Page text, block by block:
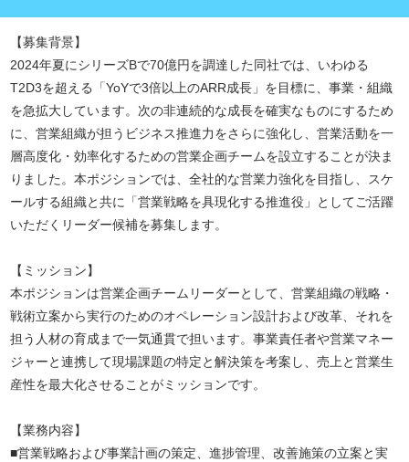
【募集背景】
2024年夏にシリーズBで70億円を調達した同社では、いわゆる
T2D3を超える「YoYで3倍以上のARR成長」を目標に、事業・組織
を急拡大しています。次の非連続的な成長を確実なものにするため
に、営業組織が担うビジネス推進力をさらに強化し、営業活動を一
層高度化・効率化するための営業企画チームを設立することが決ま
りました。本ポジションでは、全社的な営業力強化を目指し、スケ
ールする組織と共に「営業戦略を具現化する推進役」としてご活躍
いただくリーダー候補を募集します。
【ミッション】
本ポジションは営業企画チームリーダーとして、営業組織の戦略・
戦術立案から実行のためのオペレーション設計および改革、それを
担う人材の育成まで一気通貫で担います。事業責任者や営業マネー
ジャーと連携して現場課題の特定と解決策を考案し、売上と営業生
産性を最大化させることがミッションです。
【業務内容】
■営業戦略および事業計画の策定、進捗管理、改善施策の立案と実